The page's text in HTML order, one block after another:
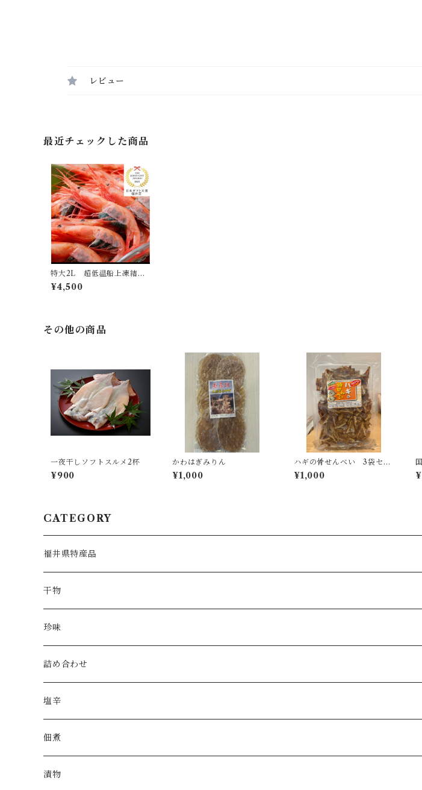
レビュー
最近チェックした商品
特大2L 超低温船上凍結
三國産甘えび
¥4,500
その他の商品
一夜干しソフトスルメ2杯
¥900
かわはぎみりん
¥1,000
ハギの骨せんべい 3袋セッ
ト
¥1,000
CATEGORY
福井県特産品
干物
珍味
詰め合わせ
塩辛
佃煮
漬物